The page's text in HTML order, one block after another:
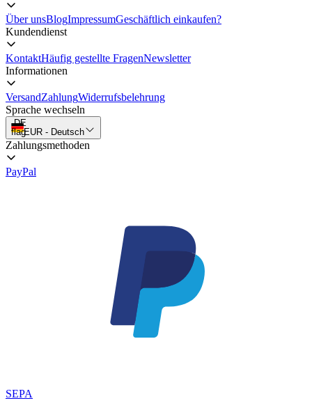
Über unsBlogImpressumGeschäftlich einkaufen?
Kundendienst
KontaktHäufig gestellte FragenNewsletter
Informationen
VersandZahlungWiderrufsbelehrung
Sprache wechseln
DE
flagEUR- Deutsch
Zahlungsmethoden
PayPal
SEPA